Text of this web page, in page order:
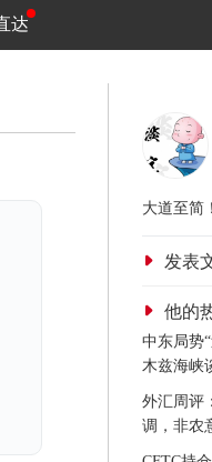
达
大道至简
发表
他的
中东局势
木兹海峡
外汇周评
调，非农